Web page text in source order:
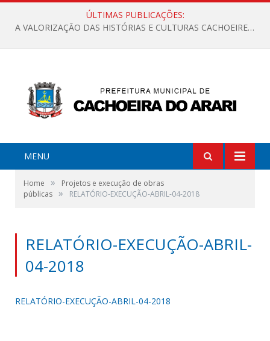
ÚLTIMAS PUBLICAÇÕES:
A VALORIZAÇÃO DAS HISTÓRIAS E CULTURAS CACHOEIRENSES
MENU
Home »
Projetos e execução de obras
públicas » RELATÓRIO-EXECUÇÃO-ABRIL-04-2018
RELATÓRIO-EXECUÇÃO-ABRIL-
04-2018
RELATÓRIO-EXECUÇÃO-ABRIL-04-2018